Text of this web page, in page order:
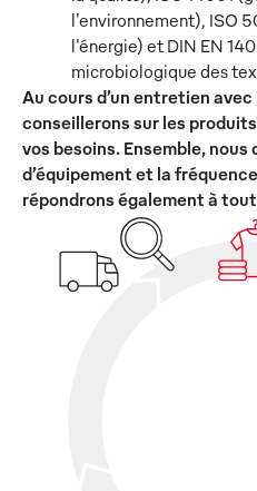
l'environnement), ISO
l'énergie) et DIN EN
microbiologique des
Au cours d’un entretien
conseillerons sur les
vos besoins. Ensemble,
d’équipement et la
répondrons également à